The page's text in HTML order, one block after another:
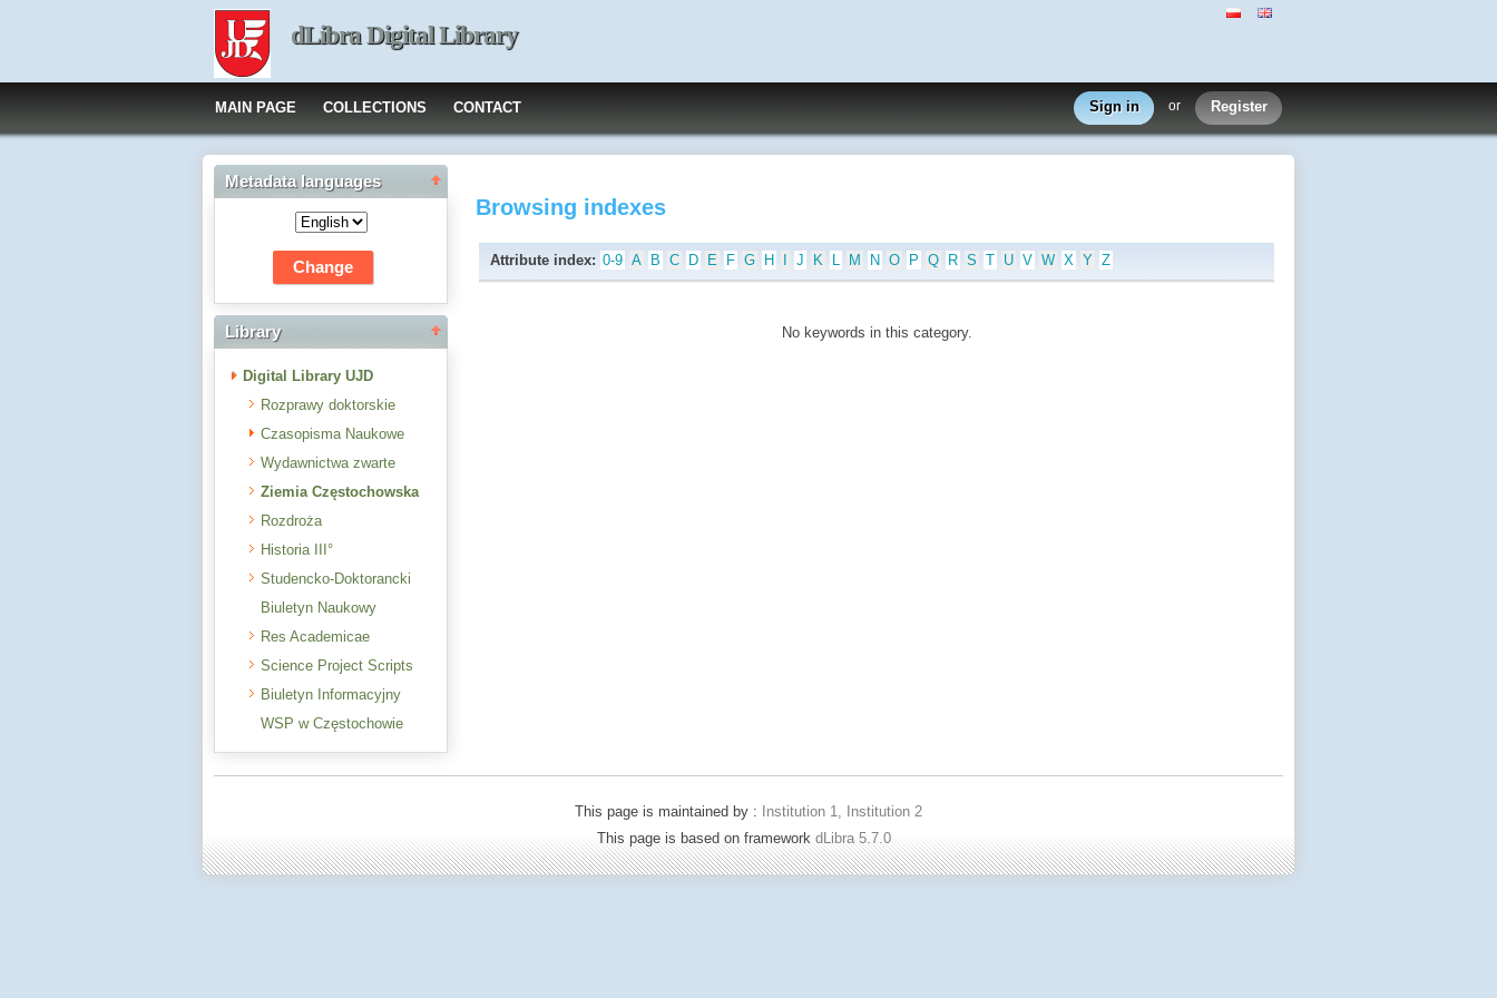
dLibra Digital Library
MAIN PAGE COLLECTIONS CONTACT Sign in or Register
Metadata languages
Library
Digital Library UJD
Rozprawy doktorskie
Czasopisma Naukowe
Wydawnictwa zwarte
Ziemia Częstochowska
Rozdroża
Historia III°
Studencko-Doktorancki
Biuletyn Naukowy
Res Academicae
Science Project Scripts
Biuletyn Informacyjny
WSP w Częstochowie
Browsing indexes
Attribute index: 0-9 A B C D E F G H J K L M N O P Q R S T U V W X Y Z
No keywords in this category.
This page is maintained by :
Institution 1, Institution 2
This page is based on framework dLibra 5.7.0